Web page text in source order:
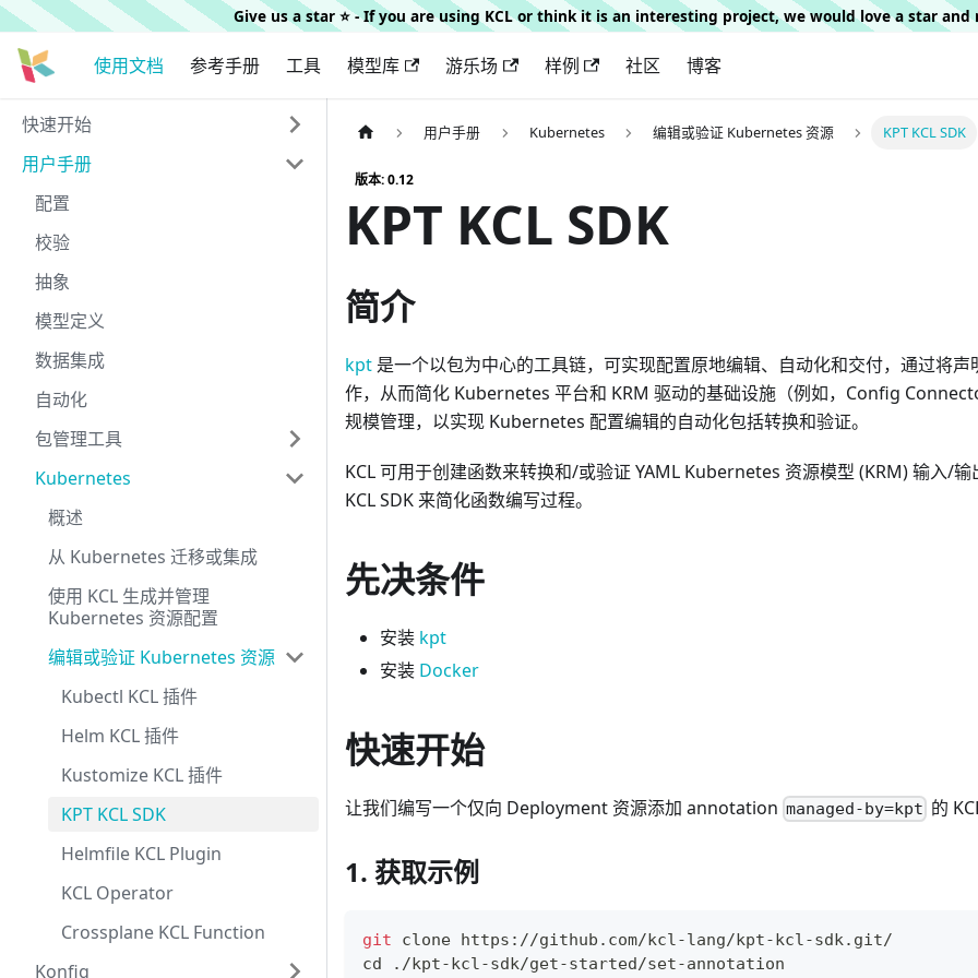
Give us a star ⭐️ - If you are using KCL or think it is an interesting project, we would love a star
使用文档 参考手册 工具 模型库 游乐场 样例 社区 博客
快速开始
用户手册
配置
校验
抽象
模型定义
数据集成
自动化
包管理工具
Kubernetes
概述
从 Kubernetes 迁移或集成
使用 KCL 生成并管理
Kubernetes 资源配置
编辑或验证 Kubernetes 资源
Kubectl KCL 插件
Helm KCL 插件
Kustomize KCL 插件
KPT KCL SDK
Helmfile KCL Plugin
KCL Operator
Crossplane KCL Function
Konfig
用户手册 Kubernetes 编辑或验证 Kubernetes 资源 KPT KCL SDK
版本: 0.12
KPT KCL SDK
简介
kpt 是一个以包为中心的工具链，可实现配置原地编辑、自动化和交付，通过将
作，从而简化 Kubernetes 平台和 KRM 驱动的基础设施（例如，Config
规模管理，以实现 Kubernetes 配置编辑的自动化包括转换和验证。
KCL 可用于创建函数来转换和/或验证 YAML Kubernetes 资源模型 (KRM) 输入/
KCL SDK 来简化函数编写过程。
先决条件
安装 kpt
安装 Docker
快速开始
让我们编写一个仅向 Deployment 资源添加 annotation managed-by=kpt 的
1. 获取示例
git clone https://github.com/kcl-lang/kpt-kcl-sdk.git/
cd ./kpt-kcl-sdk/get-started/set-annotation